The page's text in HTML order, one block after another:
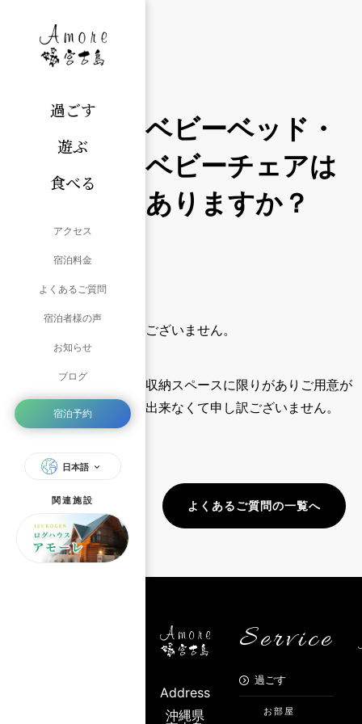
過ごす
遊ぶ
食べる
アクセス
宿泊料金
よくあるご質問
宿泊者様の声
お知らせ
ブログ
宿泊予約
日本語
関連施設
ベビーベッド・
ベビーチェアは
ありますか？
ございません。
収納スペースに限りがありご用意が
出来なくて申し訳ございません。
よくあるご質問の一覧へ
Address
沖縄県
Service
過ごす
お部屋